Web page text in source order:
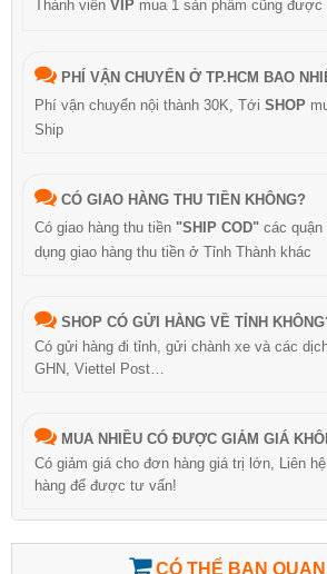
Thành viên VIP mua 1 sản phẩm cũng được
PHÍ VẬN CHUYỂN Ở TP.HCM BAO
Phí vận chuyển nội thành 30K, Tới SHOP
Ship
CÓ GIAO HÀNG THU TIỀN KHÔNG?
Có giao hàng thu tiền "SHIP COD" các quận
dụng giao hàng thu tiền ở Tỉnh Thành khác
SHOP CÓ GỬI HÀNG VỀ TỈNH
Có gửi hàng đi tỉnh, gửi chành xe và các
GHN, Viettel Post…
MUA NHIỀU CÓ ĐƯỢC GIẢM GIÁ
Có giảm giá cho đơn hàng giá trị lớn, Liên
hàng để được tư vấn!
CÓ THỂ BẠN QUAN